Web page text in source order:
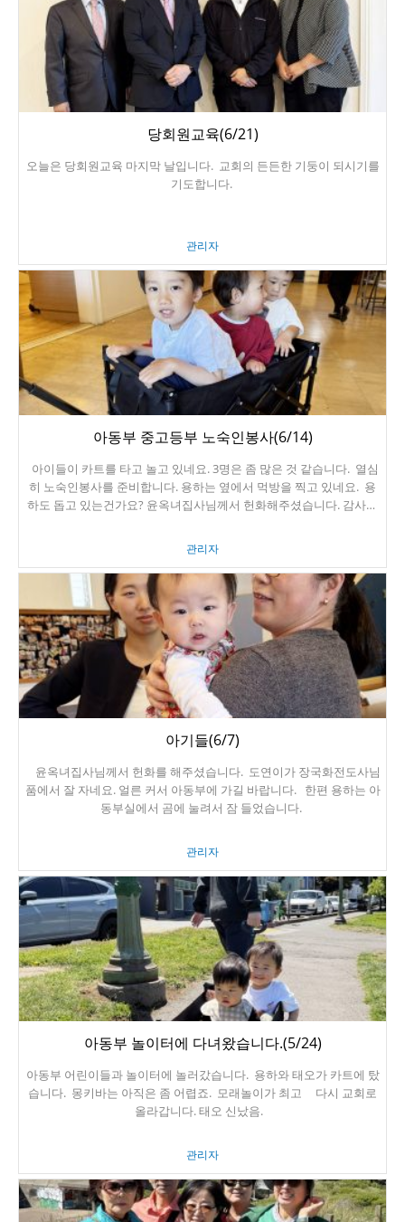
당회원교육(6/21)
오늘은 당회원교육 마지막 날입니다. 교회의 든든한 기둥이 되시기를
기도합니다.
관리자
아동부 중고등부 노숙인봉사(6/14)
히 노숙인봉사를 준비합니다. 용하는 옆에서 먹방을 찍고 있네요. 용
하도 돕고 있는건가요? 윤옥녀집사님께서 헌화해주셨습니다. 감사합
관리자
아기들(6/7)
윤옥녀집사님께서 헌화를 해주셨습니다. 도연이가 장국화전도사님
품에서 잘 자네요. 얼른 커서 아동부에 가길 바랍니다. 한편 용하는 아
동부실에서 곰에 눌려서 잠 들었습니다.
관리자
아동부 놀이터에 다녀왔습니다.(5/24)
아동부 어린이들과 놀이터에 놀러갔습니다. 용하와 태오가 카트에 탔
습니다. 몽키바는 아직은 좀 어렵죠. 모래놀이가 최고 다시 교회로
올라갑니다. 태오 신났음.
관리자